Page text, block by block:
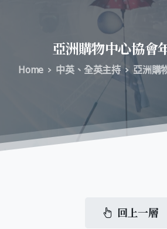
亞洲購物中心協會
Home 中英、全英主持 亞洲購
回上一層